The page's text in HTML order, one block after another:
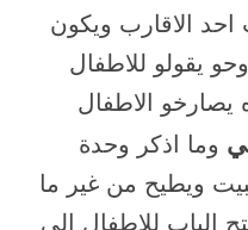
الاقارب ويكون
يقولو للاطفال
يصارخو الاطفال
وما اذكر وحدة
ويطيح من غير ما
الباب للاطفال الي